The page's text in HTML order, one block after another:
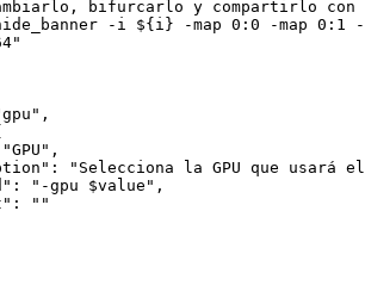
bifurcarlo y compartirlo
con
-i ${ i } -map 0:0 -map 0:1
"
gpu " ,
"GPU " ,
" : " Selecciona la GPU que usará
" : " -gpu $value " ,
" :
""